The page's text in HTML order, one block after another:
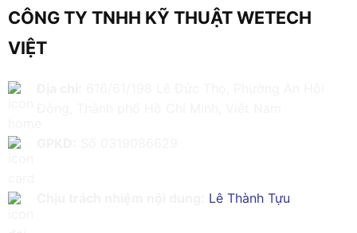
CÔNG TY TNHH KỸ THUẬT WETECH
VIỆT
Lê Thành Tựu